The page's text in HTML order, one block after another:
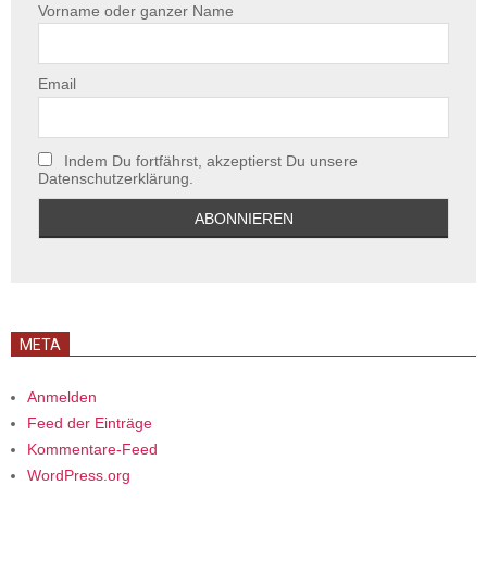
Vorname oder ganzer Name
Email
Indem Du fortfährst, akzeptierst Du unsere
Datenschutzerklärung.
META
Anmelden
Feed der Einträge
Kommentare-Feed
WordPress.org